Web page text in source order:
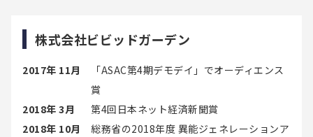
株式会社ビビッドガーデン
2017年 11月
「ASAC第4期デモデイ」でオーディエンス
賞
2018年 3月
第4回日本ネット経済新聞賞
2018年 10月
総務省の2018年度 異能ジェネレーションア